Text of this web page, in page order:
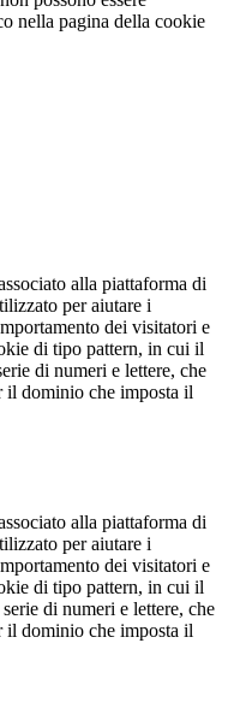
nella pagina della cookie
alla piattaforma di
per aiutare i
dei visitatori e
di tipo pattern, in cui il
di numeri e lettere, che
il dominio che imposta il
alla piattaforma di
per aiutare i
dei visitatori e
di tipo pattern, in cui il
di numeri e lettere, che
il dominio che imposta il